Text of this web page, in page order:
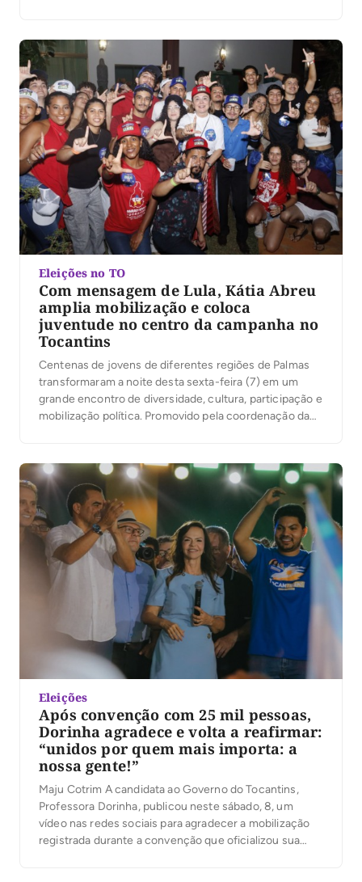
e seis candidaturas anunciadas ao governo do […]
Eleições no TO
Com mensagem de Lula, Kátia Abreu
amplia mobilização e coloca
juventude no centro da campanha no
Tocantins
Centenas de jovens de diferentes regiões de Palmas
transformaram a noite desta sexta-feira (7) em um
grande encontro de diversidade, cultura, participação e
mobilização política. Promovido pela coordenação da
o evento reuniu jovens de Palmas em torno de […]
Eleições
Após convenção com 25 mil pessoas,
Dorinha agradece e volta a reafirmar:
“unidos por quem mais importa: a
nossa gente!”
Maju Cotrim A candidata ao Governo do Tocantins,
Professora Dorinha, publicou neste sábado, 8, um
vídeo nas redes sociais para agradecer a mobilização
registrada durante a convenção que oficializou sua